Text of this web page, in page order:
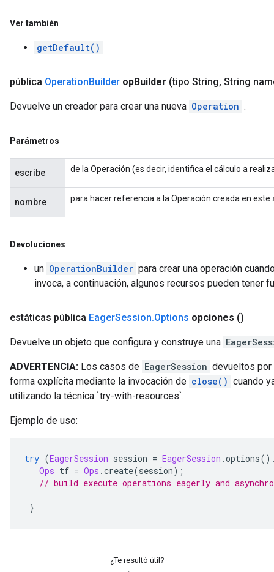
Ver también
getDefault()
pública OperationBuilder opBuilder (tipo String, String
Devuelve un creador para crear una nueva Operation .
Parámetros
escribe de la Operación (es decir, identifica el cálculo a
nombre para hacer referencia a la Operación creada en
Devoluciones
un OperationBuilder para crear una operación
invoca, a continuación, algunos recursos pueden tener
estáticas pública EagerSession.Options opciones ()
Devuelve un objeto que configura y construye una
ADVERTENCIA: Los casos de EagerSession devueltos
forma explícita mediante la invocación de close() cuando
utilizando la técnica `try-with-resources`.
Ejemplo de uso:
try (EagerSession session = EagerSession .options
Ops tf = Ops .create(session);
// build execute operations eagerly and
}
¿Te resultó útil?